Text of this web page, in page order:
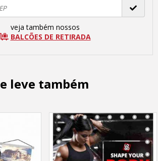
veja também nossos
BALCÕES DE RETIRADA
leve também